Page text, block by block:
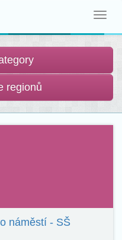
regionů
náměstí - SŠ